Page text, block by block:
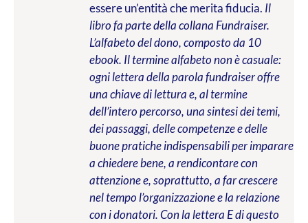
essere un’entità che merita fiducia. Il
libro fa parte della collana Fundraiser.
L’alfabeto del dono, composto da 10
ebook. Il termine alfabeto non è casuale:
ogni lettera della parola fundraiser offre
una chiave di lettura e, al termine
dell’intero percorso, una sintesi dei temi,
dei passaggi, delle competenze e delle
buone pratiche indispensabili per imparare
a chiedere bene, a rendicontare con
attenzione e, soprattutto, a far crescere
nel tempo l’organizzazione e la relazione
con i donatori. Con la lettera E di questo